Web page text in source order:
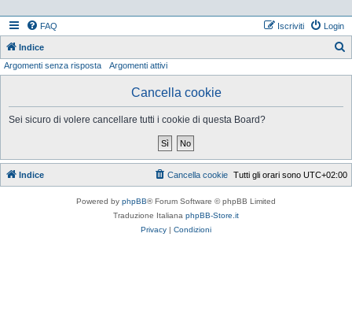
FAQ Login
Iscriviti
Indice
Argomenti senza risposta Argomenti attivi
Cancella cookie
Sei sicuro di volere cancellare tutti i cookie di questa Board?
Indice Tutti gli orari sono UTC+02:00
Cancella cookie
Powered by phpBB® Forum Software © phpBB Limited
Traduzione Italiana phpBB-Store.it
Privacy | Condizioni